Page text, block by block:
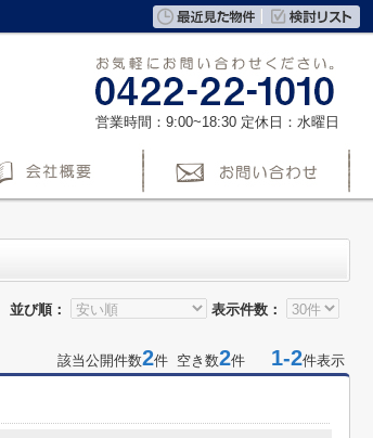
営業時間：9:00~18:30 定休日：水曜日
並び順： 表示件数：
該当公開件数2件 空き数2件 1-2件表示